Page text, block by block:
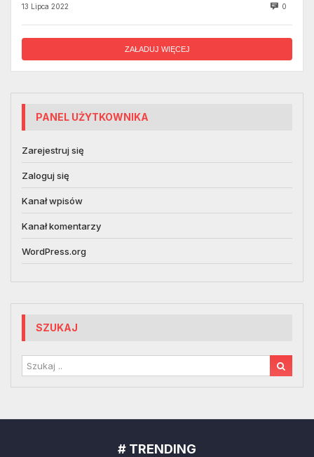
13 Lipca 2022 0
ZAŁADUJ WIĘCEJ
PANEL UŻYTKOWNIKA
Zarejestruj się
Zaloguj się
Kanał wpisów
Kanał komentarzy
WordPress.org
SZUKAJ
# TRENDING